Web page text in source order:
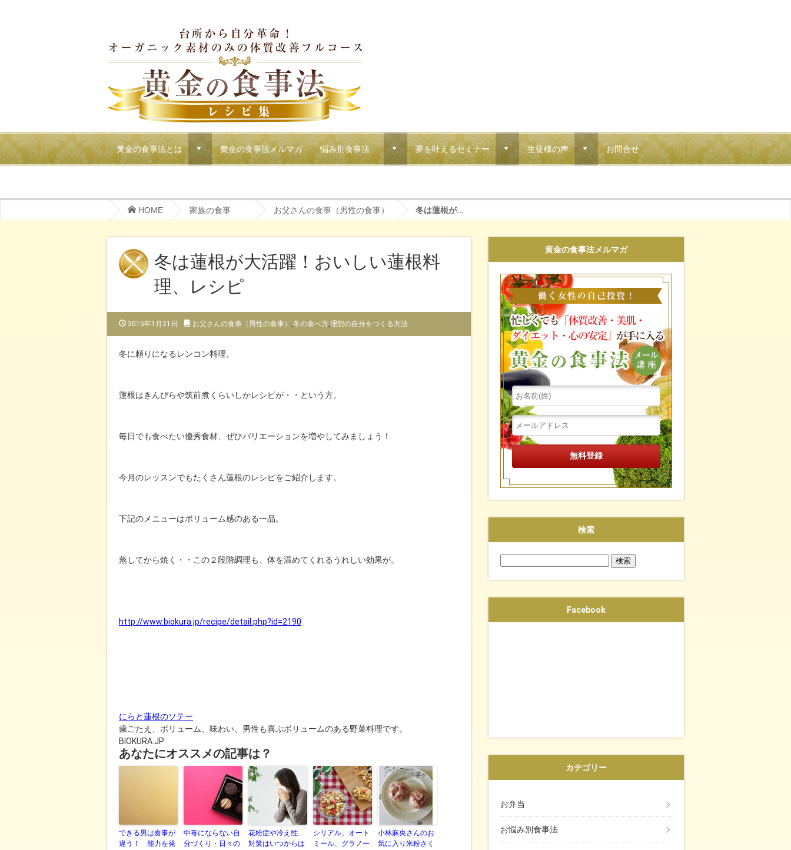
黄金の食事法とは d 黄金の食事法メルマガ 悩み別食事法 d 夢を叶えるセミナー d 生徒様の声 d お問合せ
HOME 家族の食事 お父さんの食事（男性の食事） 冬は蓮根が...
冬は蓮根が大活躍！おいしい蓮根料
理、レシピ
2015年1月21日 お父さんの食事（男性の食事） ,冬の食べ方,理想の自分をつくる方法
冬に頼りになるレンコン料理。
蓮根はきんぴらや筑前煮くらいしかレシピが・・という方。
毎日でも食べたい優秀食材、ぜひバリエーションを増やしてみましょう！
今月のレッスンでもたくさん蓮根のレシピをご紹介します。
下記のメニューはボリューム感のある一品。
蒸してから焼く・・この２段階調理も、体を温めてくれるうれしい効果が。
http://www.biokura.jp/recipe/detail.php?id=2190
にらと蓮根のソテー
歯ごたえ、ボリューム、味わい、男性も喜ぶボリュームのある野菜料理です。
BIOKURA.JP
あなたにオススメの記事は？
できる男は食事が
違う！ 能力を発
中毒にならない自
分づくり・日々の
花粉症や冷え性…
対策はいつからは
シリアル、オート
ミール、グラノー
小林麻央さんのお
気に入り米粉さく
黄金の食事法メルマガ
検索
Facebook
カテゴリー
お弁当
お悩み別食事法